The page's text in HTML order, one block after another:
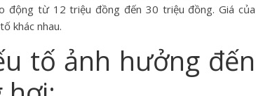
động từ 12 triệu đồng đến 30 triệu đồng. Giá của
khác nhau.
tố ảnh hưởng đến